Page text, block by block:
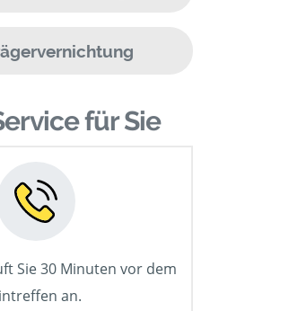
für Sie
Sie 30 Minuten vor dem
an.